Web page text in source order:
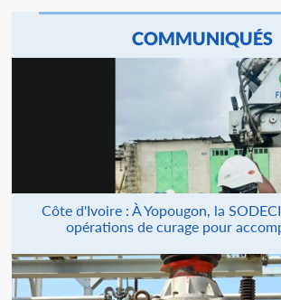
COMMUNIQUÉS
Côte d'Ivoire : À Yopougon, la
opérations de curage pour